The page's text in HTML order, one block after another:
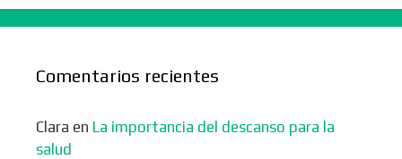
Comentarios recientes
Clara en La importancia del descanso para la
salud